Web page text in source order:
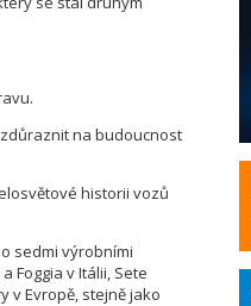
na budoucnost
historii vozů
sedmi výrobními
Foggia v Itálii, Sete
v Evropě, stejně jako